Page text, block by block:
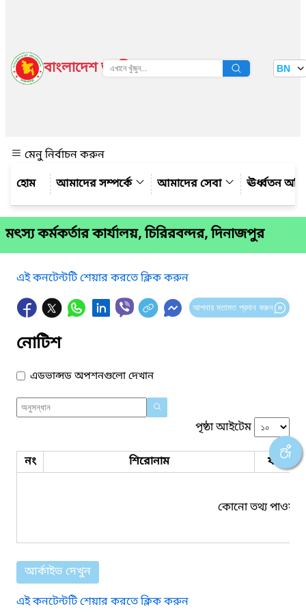
বাংলাদেশ জাতীয় তথ্য বাতায়ন BN
মেনু নির্বাচন করুন
আমাদের সম্পর্কে
আমাদের সেবা ঊর্ধ্বতন
মৎস্য কর্মকর্তার কার্যালয়, চিরিরবন্দর, দিনাজপুর
এই কনটেন্টটি শেয়ার করতে ক্লিক করুন
আপনার মতামত প্রদান করুন
নোটিশ
এডভান্সড অপশনগুলো দেখান
পৃষ্ঠা আইটেম
নং শিরোনাম ফাইল
কোনো তথ্য পাওয়া
আর্কাইভ দেখুন
এই কনটেন্টটি শেয়ার করতে ক্লিক করুন